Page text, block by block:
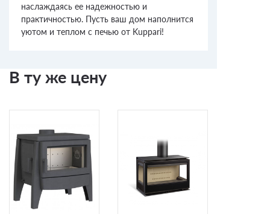
наслаждаясь ее надежностью и
практичностью. Пусть ваш дом наполнится
уютом и теплом с печью от Kuppari!
В ту же цену